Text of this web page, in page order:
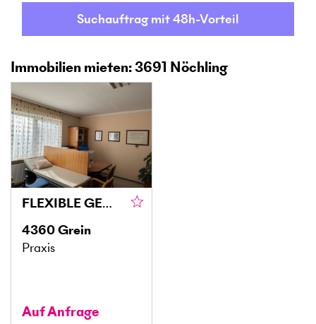
Suchauftrag mit 48h-Vorteil
Immobilien mieten: 3691 Nöchling
FLEXIBLE GEWERBEFLÄCHE IM ERDGESCHOSS – IDEAL FÜR PRAXIS, BÜRO, COACHING UND VIELES MEHR
4360Grein
Praxis
Auf Anfrage